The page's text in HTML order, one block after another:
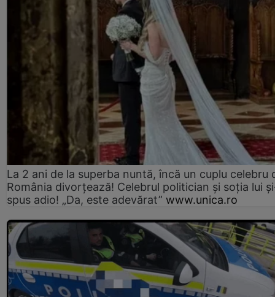
La 2 ani de la superba nuntă, încă un cuplu celebru
România divorțează! Celebrul politician și soția lui
spus adio! „Da, este adevărat” www.unica.ro